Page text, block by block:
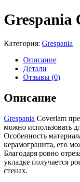
Grespania
Категория: Grespania
Описание
Детали
Отзывы (0)
Описание
Grespania Coverlam
можно использовать
Особенность
керамогранита, его
Благодаря ровно
укладке получается
стенах.